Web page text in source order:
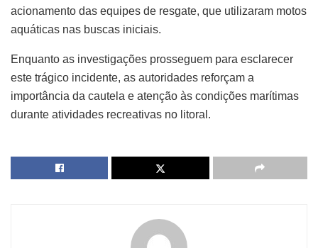
acionamento das equipes de resgate, que utilizaram motos
aquáticas nas buscas iniciais.
Enquanto as investigações prosseguem para esclarecer
este trágico incidente, as autoridades reforçam a
importância da cautela e atenção às condições marítimas
durante atividades recreativas no litoral.